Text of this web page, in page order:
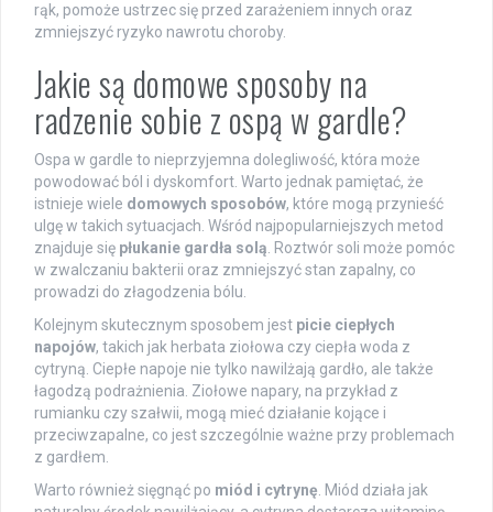
rąk, pomoże ustrzec się przed zarażeniem innych oraz
zmniejszyć ryzyko nawrotu choroby.
Jakie są domowe sposoby na
radzenie sobie z ospą w gardle?
Ospa w gardle to nieprzyjemna dolegliwość, która może
powodować ból i dyskomfort. Warto jednak pamiętać, że
istnieje wiele domowych sposobów, które mogą przynieść
ulgę w takich sytuacjach. Wśród najpopularniejszych metod
znajduje się płukanie gardła solą. Roztwór soli może pomóc
w zwalczaniu bakterii oraz zmniejszyć stan zapalny, co
prowadzi do złagodzenia bólu.
Kolejnym skutecznym sposobem jest picie ciepłych
napojów, takich jak herbata ziołowa czy ciepła woda z
cytryną. Ciepłe napoje nie tylko nawilżają gardło, ale także
łagodzą podrażnienia. Ziołowe napary, na przykład z
rumianku czy szałwii, mogą mieć działanie kojące i
przeciwzapalne, co jest szczególnie ważne przy problemach
z gardłem.
Warto również sięgnąć po miód i cytrynę. Miód działa jak